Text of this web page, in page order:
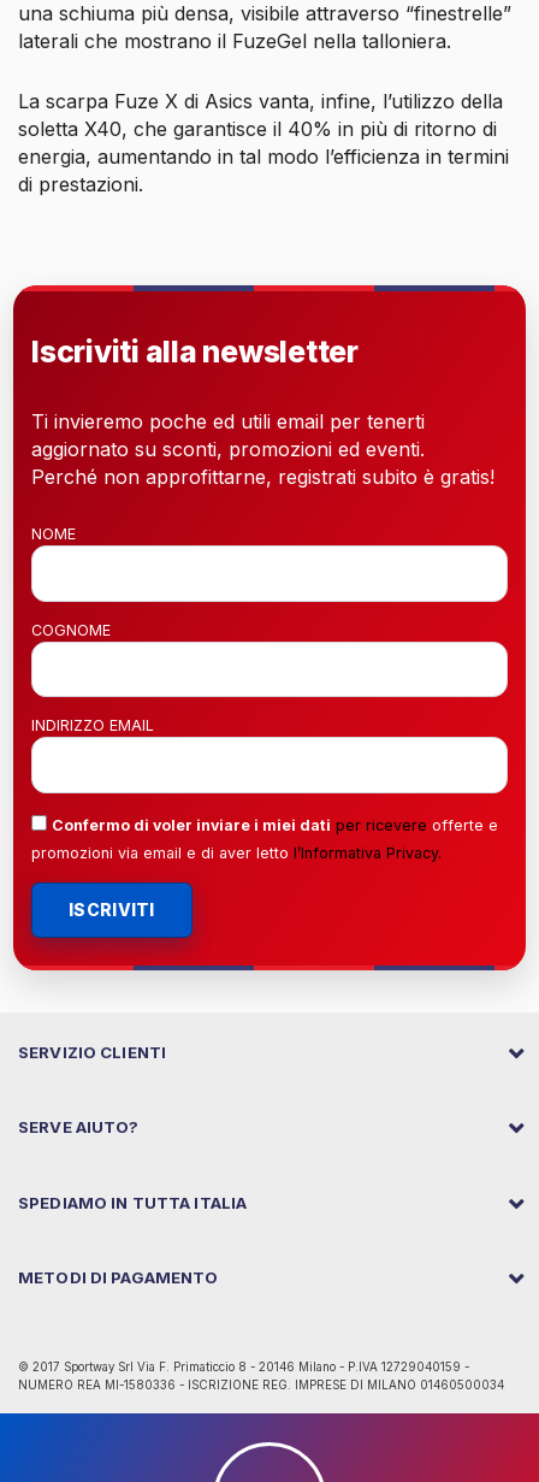
una schiuma più densa, visibile attraverso “finestrelle”
laterali che mostrano il FuzeGel nella talloniera.
La scarpa Fuze X di Asics vanta, infine, l’utilizzo della
soletta X40, che garantisce il 40% in più di ritorno di
energia, aumentando in tal modo l’efficienza in termini
di prestazioni.
Iscriviti alla newsletter
Ti invieremo poche ed utili email per tenerti
aggiornato su sconti, promozioni ed eventi.
Perché non approfittarne, registrati subito è gratis!
NOME
COGNOME
INDIRIZZO EMAIL
Confermo di voler inviare i miei dati per ricevere offerte e
promozioni via email e di aver letto l’Informativa Privacy.
ISCRIVITI
SERVIZIO CLIENTI
SERVE AIUTO?
SPEDIAMO IN TUTTA ITALIA
METODI DI PAGAMENTO
© 2017 Sportway Srl Via F. Primaticcio 8 - 20146 Milano - P.IVA 12729040159 -
NUMERO REA MI-1580336 - ISCRIZIONE REG. IMPRESE DI MILANO 01460500034